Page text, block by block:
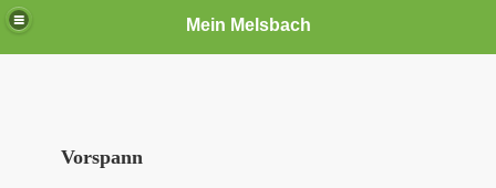
Mein Melsbach
Vorspann